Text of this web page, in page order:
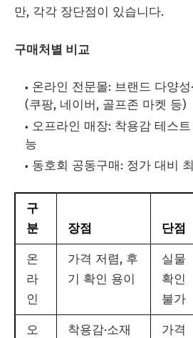
만, 각각 장단점이 있습니다.
구매처별 비교
온라인 전문몰: 브랜드 다양
(쿠팡, 네이버, 골프존 마켓 등)
오프라인 매장: 착용감 테스
능
동호회 공동구매: 정가 대비
구
분
장점 단점
온
라
인
가격 저렴, 후
기 확인 용이
실물
확인
불가
오
착용감·소재
가격